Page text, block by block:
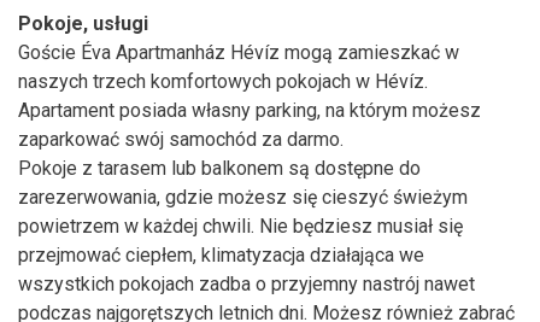
Pokoje, usługi
Goście Éva Apartmanház Hévíz mogą zamieszkać w
naszych trzech komfortowych pokojach w Hévíz.
Apartament posiada własny parking, na którym możesz
zaparkować swój samochód za darmo.
Pokoje z tarasem lub balkonem są dostępne do
zarezerwowania, gdzie możesz się cieszyć świeżym
powietrzem w każdej chwili. Nie będziesz musiał się
przejmować ciepłem, klimatyzacja działająca we
wszystkich pokojach zadba o przyjemny nastrój nawet
podczas najgorętszych letnich dni. Możesz również zabrać